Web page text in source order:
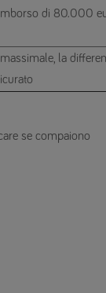
di 80.000
la
se compaiono